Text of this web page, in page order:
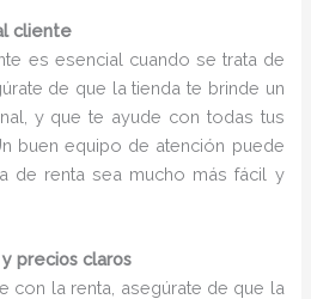
cliente
es esencial cuando se trata de
de que la tienda te brinde un
y que te ayude con todas tus
buen equipo de atención puede
de renta sea mucho más fácil y
precios claros
con la renta, asegúrate de que la